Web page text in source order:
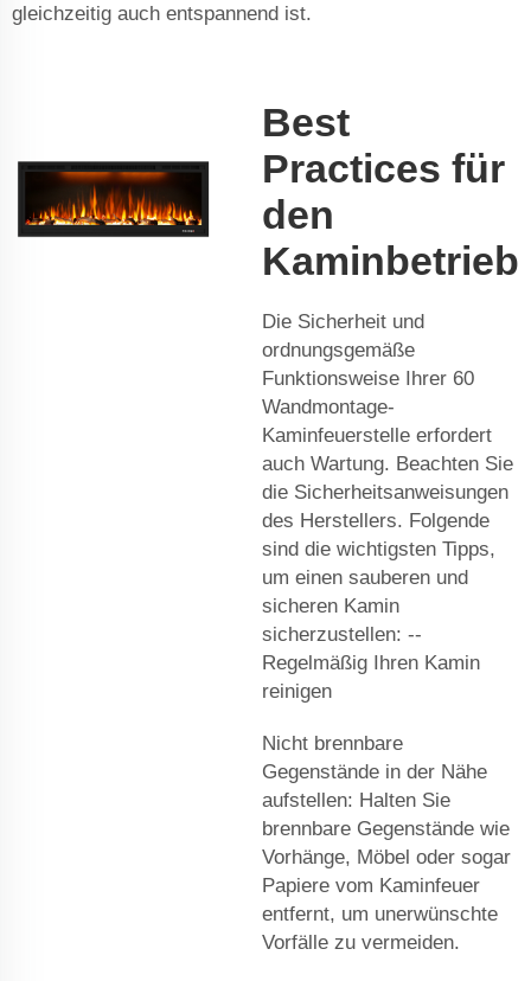
gleichzeitig auch entspannend ist.
Best
Practices für
den
Kaminbetrieb
Die Sicherheit und
ordnungsgemäße
Funktionsweise Ihrer 60
Wandmontage-
Kaminfeuerstelle erfordert
auch Wartung. Beachten Sie
die Sicherheitsanweisungen
des Herstellers. Folgende
sind die wichtigsten Tipps,
um einen sauberen und
sicheren Kamin
sicherzustellen: --
Regelmäßig Ihren Kamin
reinigen
Nicht brennbare
Gegenstände in der Nähe
aufstellen: Halten Sie
brennbare Gegenstände wie
Vorhänge, Möbel oder sogar
Papiere vom Kaminfeuer
entfernt, um unerwünschte
Vorfälle zu vermeiden.